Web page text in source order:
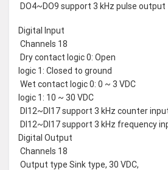
 DO4~DO9 support 3 kHz pulse output
Digital Input
 Channels 18
 Dry contact logic 0: Open
logic 1: Closed to ground
 Wet contact logic 0: 0 ~ 3 VDC
logic 1: 10 ~ 30 VDC
 DI12~DI17 support 3 kHz counter
 DI12~DI17 support 3 kHz frequency
Digital Output
 Channels 18
 Output type Sink type, 30 VDC,